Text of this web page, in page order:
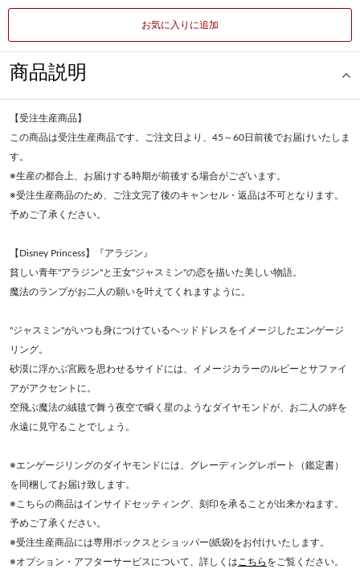
お気に入りに追加
商品説明
【受注生産商品】
この商品は受注生産商品です。ご注文日より、45～60日前後でお届けいたしま
す。
※生産の都合上、お届けする時期が前後する場合がございます。
※受注生産商品のため、ご注文完了後のキャンセル・返品は不可となります。
予めご了承ください。
【Disney Princess】『アラジン』
貧しい青年"アラジン"と王女"ジャスミン"の恋を描いた美しい物語。
魔法のランプがお二人の願いを叶えてくれますように。
"ジャスミン"がいつも身につけているヘッドドレスをイメージしたエンゲージ
リング。
砂漠に浮かぶ宮殿を思わせるサイドには、イメージカラーのルビーとサファイ
アがアクセントに。
空飛ぶ魔法の絨毯で舞う夜空で瞬く星のようなダイヤモンドが、お二人の絆を
永遠に見守ることでしょう。
※エンゲージリングのダイヤモンドには、グレーディングレポート（鑑定書）
を同梱してお届け致します。
※こちらの商品はインサイドセッティング、刻印を承ることが出来かねます。
予めご了承ください。
※受注生産商品には専用ボックスとショッパー(紙袋)をお付けいたします。
※オプション・アフターサービスについて、詳しくは こちら をご覧ください。